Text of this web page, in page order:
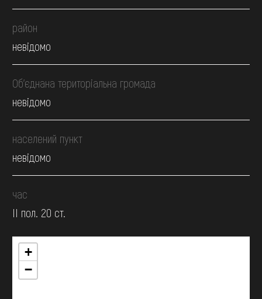
район
невідомо
Об’єднана територіальна громада
невідомо
населений пункт
невідомо
час
II пол. 20 ст.
+
−